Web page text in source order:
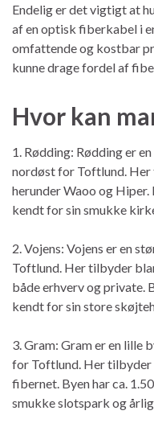
Endelig er det vigtigt at
af en optisk fiberkabel i
omfattende og kostbar
kunne drage fordel af
Hvor kan
1. Rødding: Rødding er
nordøst for Toftlund.
herunder Waoo og Hiper.
kendt for sin smukke
2. Vojens: Vojens er en
Toftlund. Her tilbyder
både erhverv og private.
kendt for sin store
3. Gram: Gram er en lille
for Toftlund. Her
fibernet. Byen har ca.
smukke slotspark og